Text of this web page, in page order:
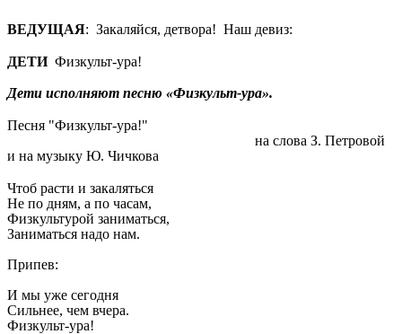
ВЕДУЩАЯ: Закаляйся, детвора! Наш девиз:
ДЕТИФизкульт-ура!
Дети исполняют песню «Физкульт-ура».
Песня "Физкульт-ура!"
на слова З. Петровой
и на музыку Ю. Чичкова
Чтоб расти и закаляться
Не по дням, а по часам,
Физкультурой заниматься,
Заниматься надо нам.
Припев:
И мы уже сегодня
Сильнее, чем вчера.
Физкульт-ура!